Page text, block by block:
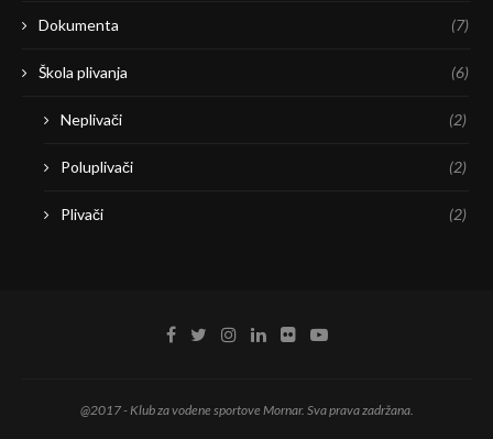
Dokumenta (7)
Škola plivanja (6)
Neplivači (2)
Poluplivači (2)
Plivači (2)
@2017 - Klub za vodene sportove Mornar. Sva prava zadržana.